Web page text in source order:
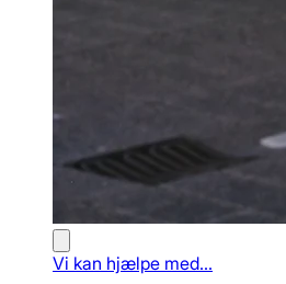
Vi kan hjælpe med...